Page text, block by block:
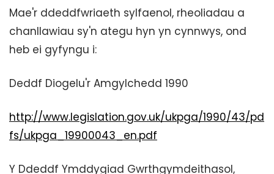
Mae'r ddeddfwriaeth sylfaenol, rheoliadau a
chanllawiau sy'n ategu hyn yn cynnwys, ond
heb ei gyfyngu i:
Deddf Diogelu'r Amgylchedd 1990
http://www.legislation.gov.uk/ukpga/1990/43/pd
fs/ukpga_19900043_en.pdf
Y Ddeddf Ymddygiad Gwrthgymdeithasol,